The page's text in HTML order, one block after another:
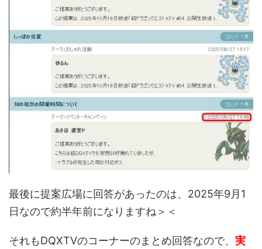
最後に提案広場に回答があったのは、2025年9月1
日なので約半年前になりますね＞＜
それもDQXTVのコーナーのまとめ回答なので、 実